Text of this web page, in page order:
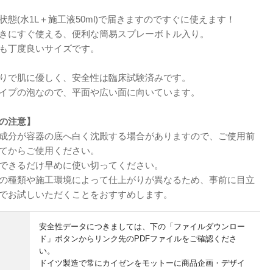
態(水1L＋施工液50ml)で届きますのですぐに使えます！
にすぐ使える、便利な簡易スプレーボトル入り。
丁度良いサイズです。
で肌に優しく、安全性は臨床試験済みです。
プの泡なので、平面や広い面に向いています。
注意】
分が容器の底へ白く沈殿する場合がありますので、ご使用前
からご使用ください。
きるだけ早めに使い切ってください。
種類や施工環境によって仕上がりが異なるため、事前に目立
お試しいただくことをおすすめします。
安全性データにつきましては、下の「ファイルダウンロー
ド」ボタンからリンク先のPDFファイルをご確認くださ
い。
ドイツ製造で常にカイゼンをモットーに商品企画・デザイ